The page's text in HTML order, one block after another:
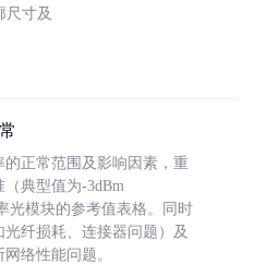
尺寸及
正常范围及影响因素，重
典型值为-3dBm
光模块的参考值表格。同时
纤损耗、连接器问题）及
络性能问题。